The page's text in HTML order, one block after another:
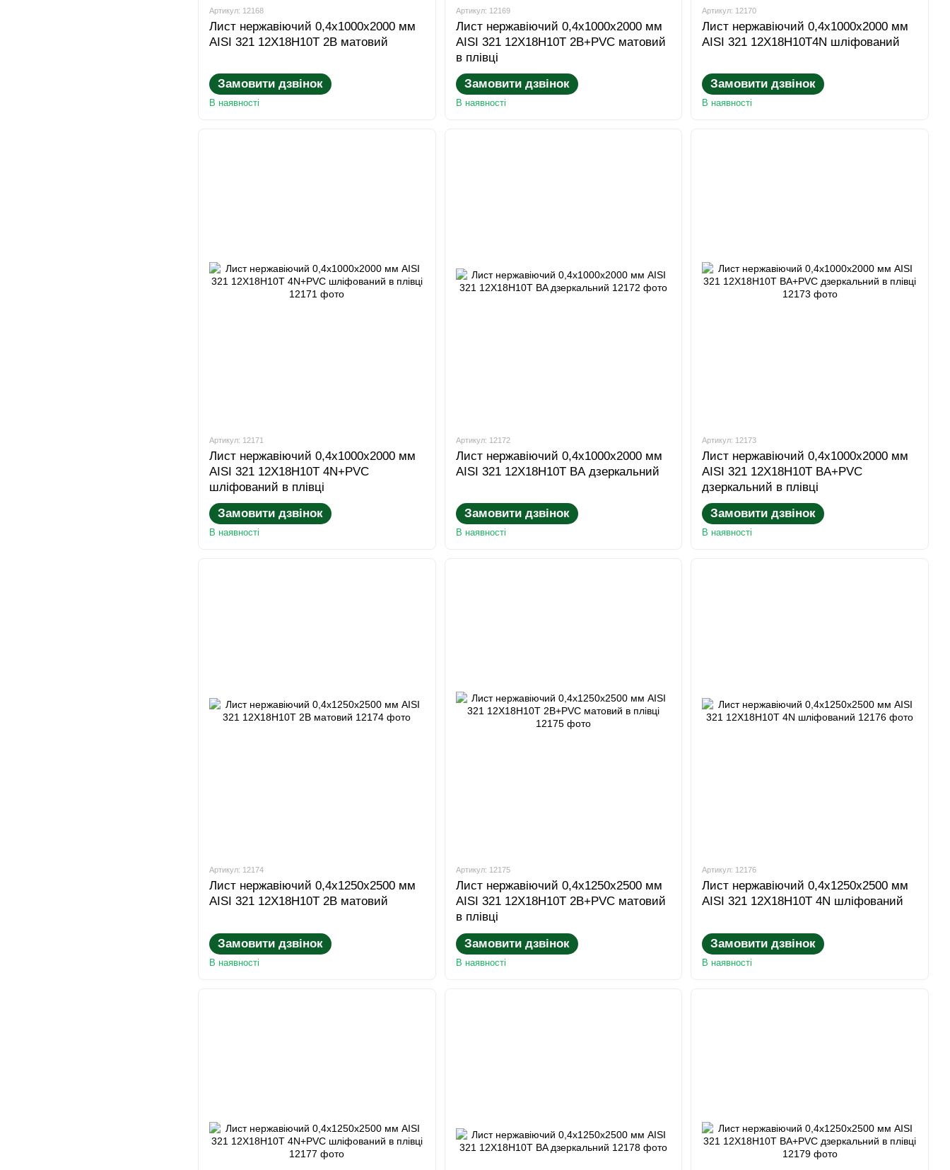
Артикул: 12168
Лист нержавіючий 0,4x1000x2000 мм
AISI 321 12Х18Н10Т 2B матовий
Замовити дзвінок
В наявності
Артикул: 12169
Лист нержавіючий 0,4x1000x2000 мм
AISI 321 12Х18Н10Т 2B+PVC матовий
в плівці
Замовити дзвінок
В наявності
Артикул: 12170
Лист нержавіючий 0,4x1000x2000 мм
AISI 321 12Х18Н10Т4N шліфований
Замовити дзвінок
В наявності
Артикул: 12171
Лист нержавіючий 0,4x1000x2000 мм
AISI 321 12Х18Н10Т 4N+PVC
шліфований в плівці
Замовити дзвінок
В наявності
Артикул: 12172
Лист нержавіючий 0,4x1000x2000 мм
AISI 321 12Х18Н10Т BA дзеркальний
Замовити дзвінок
В наявності
Артикул: 12173
Лист нержавіючий 0,4x1000x2000 мм
AISI 321 12Х18Н10Т BA+PVC
дзеркальний в плівці
Замовити дзвінок
В наявності
Артикул: 12174
Лист нержавіючий 0,4x1250x2500 мм
AISI 321 12Х18Н10Т 2B матовий
Замовити дзвінок
В наявності
Артикул: 12175
Лист нержавіючий 0,4x1250x2500 мм
AISI 321 12Х18Н10Т 2B+PVC матовий
в плівці
Замовити дзвінок
В наявності
Артикул: 12176
Лист нержавіючий 0,4x1250x2500 мм
AISI 321 12Х18Н10Т 4N шліфований
Замовити дзвінок
В наявності